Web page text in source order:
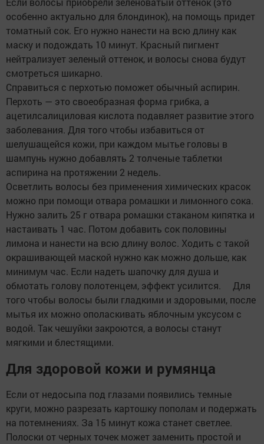
особенно актуально для блондинок), на помощь придет
томатный сок. Его нужно нанести на всю длину как
маску и подождать 10 минут. Красный пигмент
нейтрализует зеленый оттенок, и волосы снова будут
смотреться шикарно.
Справиться с перхотью поможет обычный аспирин.
Перхоть — это своеобразная форма грибка, а
ацетилсалициловая кислота подавляет развитие этого
заболевания. Для того чтобы избавиться от
шелушащейся кожи, при каждом мытье головы в
шампунь нужно добавлять 2 толченые таблетки
аспирина на протяжении 2 недель.
Осветлить волосы без применения химических красок
можно при помощи отвара ромашки и лимонного сока.
Нужно залить 25 г отвара ромашки стаканом кипятка и
настаивать 1 час. Потом добавить сок половины
лимона и нанести на всю длину волос. Ходить с такой
окрашивающей маской нужно как можно дольше, как
минимум час. Если надеть шапочку для душа и
обмотать голову полотенцем, эффект усилится. Для
того чтобы волосы были гладкими и здоровыми, после
мытья их можно ополаскивать яблочным уксусом с
водой. Так чешуйки закроются, а волосы станут
мягкими и блестящими.
Для здоровой кожи и румянца
Если от недосыпа под глазами появились темные
круги, можно разрезать картошку пополам и подержать
на потемнениях. За 15 минут кожа станет светлее.
Полоски от черных точек может заменить простой и